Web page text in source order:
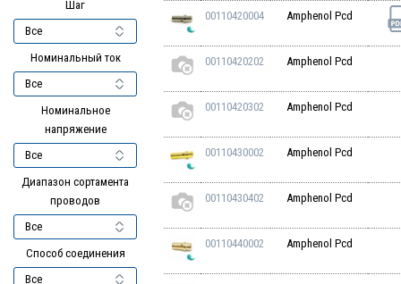
Шаг
Номинальный ток
Номинальное
напряжение
Диапазон сортамента
проводов
Способ соединения
00110420004 Amphenol Pcd
00110420202 Amphenol Pcd
00110420302 Amphenol Pcd
00110430002 Amphenol Pcd
00110430402 Amphenol Pcd
00110440002 Amphenol Pcd